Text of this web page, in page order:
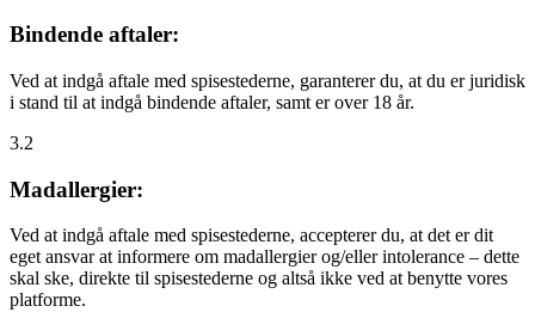
Bindende aftaler:
Ved at indgå aftale med spisestederne, garanterer du, at du er juridisk
i stand til at indgå bindende aftaler, samt er over 18 år.
3.2
Madallergier:
Ved at indgå aftale med spisestederne, accepterer du, at det er dit
eget ansvar at informere om madallergier og/eller intolerance – dette
skal ske, direkte til spisestederne og altså ikke ved at benytte vores
platforme.